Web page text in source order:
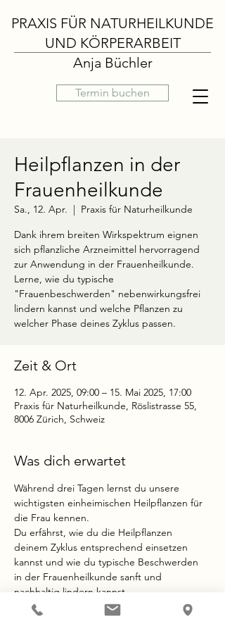
PRAXIS FÜR NATURHEILKUNDE
UND KÖRPERARBEIT
Anja Büchler
Termin buchen
Heilpflanzen in der
Frauenheilkunde
Sa., 12. Apr.
  |
Praxis für Naturheilkunde
Dank ihrem breiten Wirkspektrum eignen
sich pflanzliche Arzneimittel hervorragend
zur Anwendung in der Frauenheilkunde.
Lerne, wie du typische
"Frauenbeschwerden" nebenwirkungsfrei
lindern kannst und welche Pflanzen zu
welcher Phase deines Zyklus passen.
Zeit & Ort
12. Apr. 2025, 09:00 – 15. Mai 2025, 17:00
Praxis für Naturheilkunde, Röslistrasse 55,
8006 Zürich, Schweiz
Was dich erwartet
Während drei Tagen lernst du unsere
wichtigsten einheimischen Heilpflanzen für
die Frau kennen.
Du erfährst, wie du die Heilpflanzen
deinem Zyklus entsprechend einsetzen
kannst und wie du typische Beschwerden
in der Frauenheilkunde sanft und
nachhaltig lindern kannst.
Entdecke die grüne Kraft von Mutter Erde!